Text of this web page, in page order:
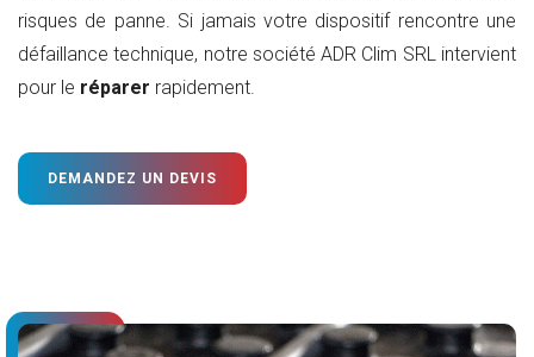
risques de panne. Si jamais votre dispositif rencontre une
défaillance technique, notre société ADR Clim SRL intervient
pour le réparer rapidement.
DEMANDEZ UN DEVIS